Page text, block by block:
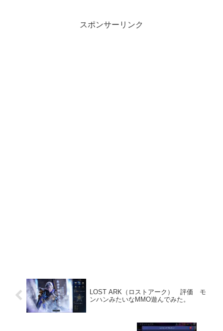
スポンサーリンク
LOST ARK（ロストアーク） 評価 モ
ンハンみたいなMMO遊んでみた。